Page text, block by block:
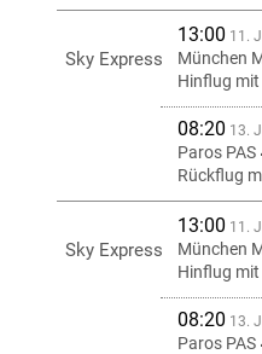
13:00 11.
München
Hinflug mit
08:20 13.
Paros PAS
Rückflug
Sky Express
13:00 11.
München
Hinflug mit
08:20 13.
Paros PAS
Sky Express